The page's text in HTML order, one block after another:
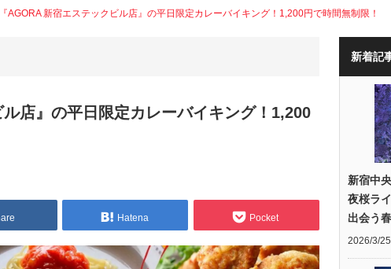
『AGORA 新宿エステックビル店』の平日限定カレーバイキング！1,200円で時間無制限！
ル店』の平日限定カレーバイキング！1,200
Hatena Pocket
新着記
新宿中
夜桜ラ
出会う
2026/3/25